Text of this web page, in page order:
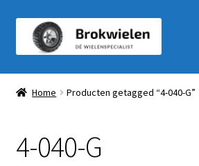
door
navigatie
naar
inhoud
Winkel
Afrekenen
Home Producten getagged “4-040-G”
4-040-G